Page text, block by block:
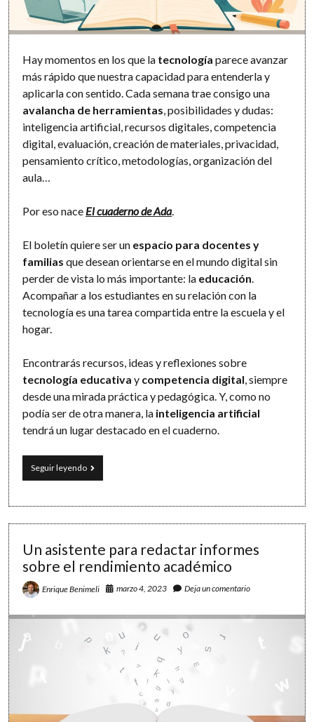
Software
Hay momentos en los que la tecnología parece avanzar
más rápido que nuestra capacidad para entenderla y
aplicarla con sentido. Cada semana trae consigo una
avalancha de herramientas , posibilidades y dudas:
inteligencia artificial, recursos digitales, competencia
digital, evaluación, creación de materiales, privacidad,
pensamiento crítico, metodologías, organización del
aula…
Por eso nace El cuaderno de Ada.
El boletín quiere ser un espacio para docentes y
familias que desean orientarse en el mundo digital sin
perder de vista lo más importante: la educación
Acompañar a los estudiantes en su relación con la
tecnología es una tarea compartida entre la escuela y el
hogar.
Encontrarás recursos, ideas y reflexiones sobre
tecnología educativa y competencia digital , siempre
desde una mirada práctica y pedagógica. Y, como no
podía ser de otra manera, la inteligencia artificial
tendrá un lugar destacado en el cuaderno.
Seguir leyendoEl
cuaderno
Ada
Un asistente para redactar informes
sobre el rendimiento académico
Enrique Benimeli marzo 4, 2023 Deja un comentario